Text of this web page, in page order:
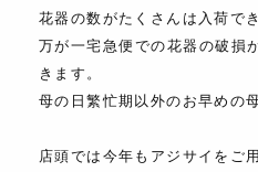
花器の数がたくさんは入荷で
万が一宅急便での花器の破損
きます。
母の日繁忙期以外のお早めの
店頭では今年もアジサイをご